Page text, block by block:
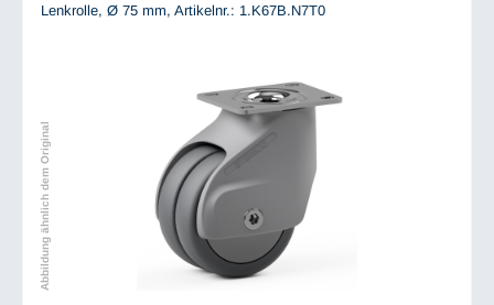
Lenkrolle, Ø 75 mm, Artikelnr.: 1.K67B.N7T0
Abbildung ähnlich dem Original